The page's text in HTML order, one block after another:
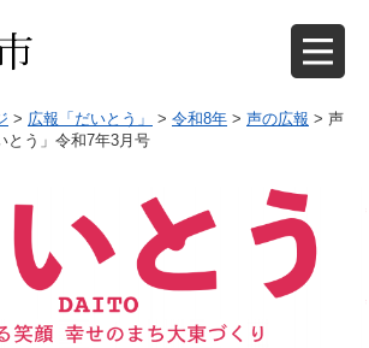
> 広報「だいとう」 > 令和8年 > 声の広報 > 声
とう」令和7年3月号